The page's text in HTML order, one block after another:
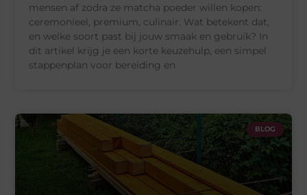
mensen af zodra ze matcha poeder willen kopen:
ceremonieel, premium, culinair. Wat betekent dat,
en welke soort past bij jouw smaak en gebruik? In
dit artikel krijg je een korte keuzehulp, een simpel
stappenplan voor bereiding en
BLOG